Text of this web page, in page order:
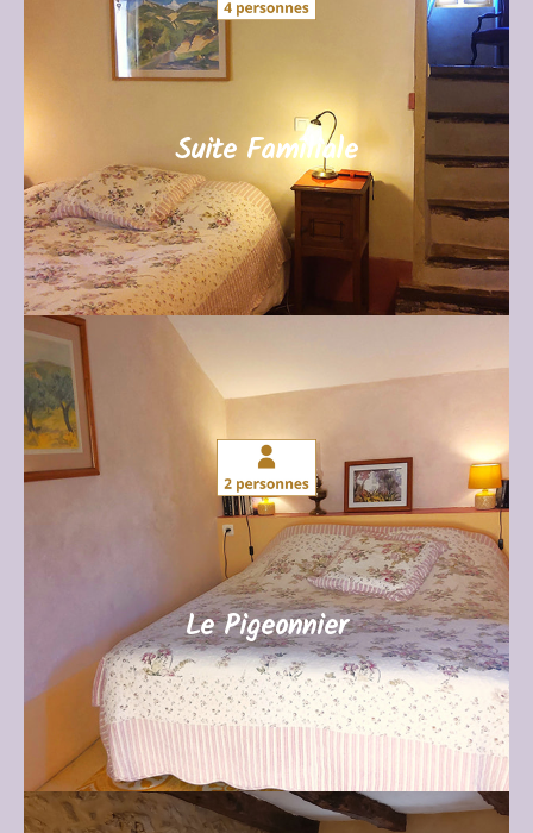
Suite Familiale
escalier raide, c’est la chambre la plus
provençale de la maison. Elle est constituée de
2 chambres en enfilade. Jolie salle de bain en
carreaux de ciment ocres et blancs. Lit queen
size et 2 lits simples. Grand lit queen size.
JE ME RENSEIGNE
Le Pigeonnier
Le Pigeonnier (17m²)
Petite chambre, située dans l’ancien
pigeonnier, elle donne dans la cour intérieure.
Grand lit queen size, sol en carreaux de ciment,
petite salle de bain, cette chambre est très
charmante.
JE ME RENSEIGNE